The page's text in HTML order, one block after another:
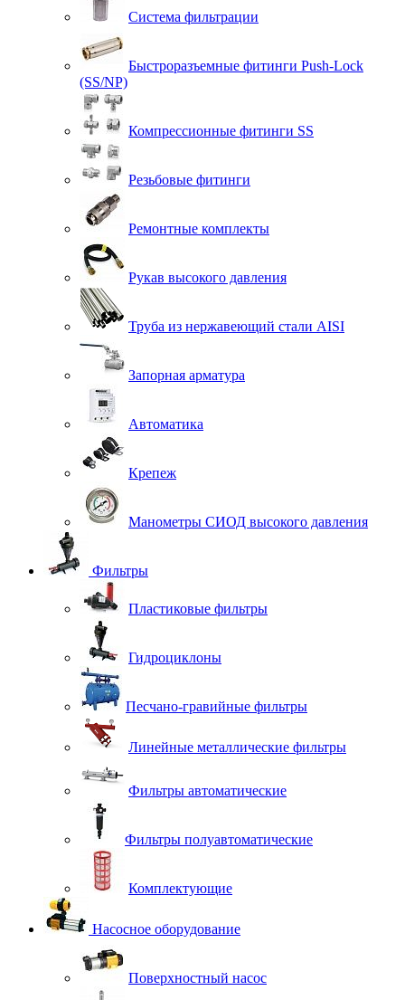
Система фильтрации
Быстроразъемные фитинги Push-Lock
(SS/NP)
Компрессионные фитинги SS
Резьбовые фитинги
Ремонтные комплекты
Рукав высокого давления
Труба из нержавеющий стали AISI
Запорная арматура
Автоматика
Крепеж
Манометры СИОД высокого давления
Фильтры
Пластиковые фильтры
Гидроциклоны
Песчано-гравийные фильтры
Линейные металлические фильтры
Фильтры автоматические
Фильтры полуавтоматические
Комплектующие
Насосное оборудование
Поверхностный насос